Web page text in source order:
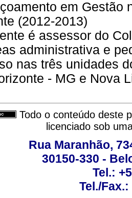
em Gestão
(2012-2013)
é assessor do
administrativa e
nas três unidades
- MG e Nova
Todo o conteúdo deste
licenciado sob
Rua Maranhão,
30150-330 -
Tel.:
Tel./Fax.: